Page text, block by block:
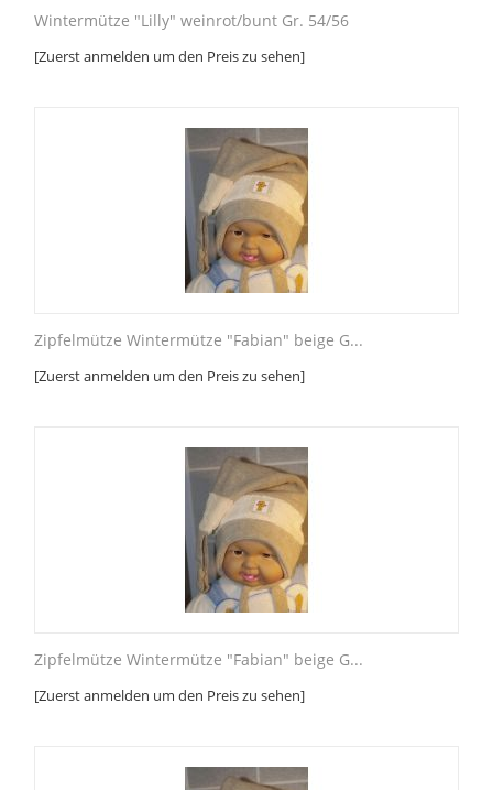
Wintermütze "Lilly" weinrot/bunt Gr. 54/56
[Zuerst anmelden um den Preis zu sehen]
Zipfelmütze Wintermütze "Fabian" beige G...
[Zuerst anmelden um den Preis zu sehen]
Zipfelmütze Wintermütze "Fabian" beige G...
[Zuerst anmelden um den Preis zu sehen]